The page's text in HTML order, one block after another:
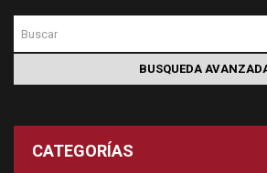
CATEGORÍAS